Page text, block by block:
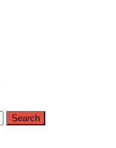
Full Gratis